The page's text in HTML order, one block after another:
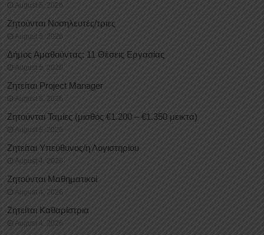
August 5, 2026
Ζητούνται Νοσηλευτές/τριες
August 5, 2026
Δήμος Αμαθούντας: 11 Θέσεις Εργασίας
August 5, 2026
Ζητείται Project Manager
August 5, 2026
Ζητούνται Ταμίες (μισθός €1.200 – €1.350 μεικτά)
August 5, 2026
Ζητείται Υπεύθυνος/η Λογιστηρίου
August 4, 2026
Ζητούνται Μαθηματικοί
August 4, 2026
Ζητείται Καθαρίστρια
August 4, 2026